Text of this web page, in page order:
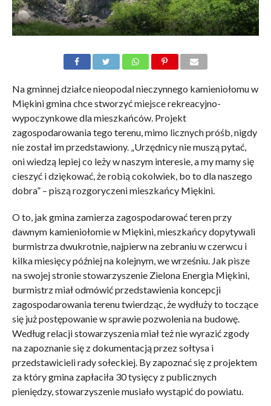
Na gminnej działce nieopodal nieczynnego kamieniołomu w
Miękini gmina chce stworzyć miejsce rekreacyjno-
wypoczynkowe dla mieszkańców. Projekt
zagospodarowania tego terenu, mimo licznych próśb, nigdy
nie został im przedstawiony. „Urzędnicy nie muszą pytać,
oni wiedzą lepiej co leży w naszym interesie, a my mamy się
cieszyć i dziękować, że robią cokolwiek, bo to dla naszego
dobra” – piszą rozgoryczeni mieszkańcy Miękini.
O to, jak gmina zamierza zagospodarować teren przy
dawnym kamieniołomie w Miękini, mieszkańcy dopytywali
burmistrza dwukrotnie, najpierw na zebraniu w czerwcu i
kilka miesięcy później na kolejnym, we wrześniu. Jak pisze
na swojej stronie stowarzyszenie Zielona Energia Miękini,
burmistrz miał odmówić przedstawienia koncepcji
zagospodarowania terenu twierdząc, że wydłuży to toczące
się już postępowanie w sprawie pozwolenia na budowę.
Według relacji stowarzyszenia miał też nie wyrazić zgody
na zapoznanie się z dokumentacją przez sołtysa i
przedstawicieli rady sołeckiej. By zapoznać się z projektem
za który gmina zapłaciła 30 tysięcy z publicznych
pieniędzy, stowarzyszenie musiało wystąpić do powiatu.